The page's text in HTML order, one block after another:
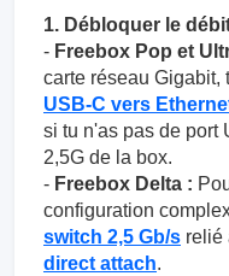
1. Débloquer le
- Freebox Pop et
carte réseau Gigabit,
USB-C vers
si tu n'as pas de port
2,5G de la box.
- Freebox Delta :
configuration
switch 2,5 Gb/s relié
direct attach.